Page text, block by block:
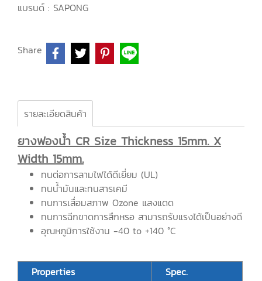
แบรนด์ : SAPONG
Share
รายละเอียดสินค้า
ยางฟองน้ำ CR Size Thickness 15mm. X
Width 15mm.
ทนต่อการลามไฟได้ดีเยี่ยม (UL)
ทนน้ำมันและทนสารเคมี
ทนการเสื่อมสภาพ Ozone แสงแดด
ทนการฉีกขาดการสึกหรอ สามารถรับแรงได้เป็นอย่างดี
อุณหภูมิการใช้งาน -40 to +140 °C
Properties
Spec.